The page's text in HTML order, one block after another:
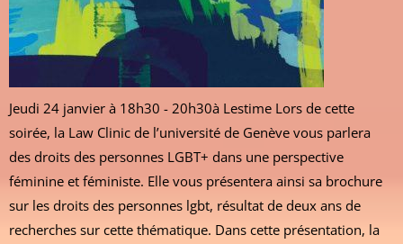
Jeudi 24 janvier à 18h30 - 20h30à Lestime Lors de cette
soirée, la Law Clinic de l’université de Genève vous parlera
des droits des personnes LGBT+ dans une perspective
féminine et féministe. Elle vous présentera ainsi sa brochure
sur les droits des personnes lgbt, résultat de deux ans de
recherches sur cette thématique. Dans cette présentation, la